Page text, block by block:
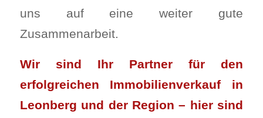
uns auf eine weiter gute
Zusammenarbeit.
Wir sind Ihr Partner für den
erfolgreichen Immobilienverkauf in
Leonberg und der Region – hier sind